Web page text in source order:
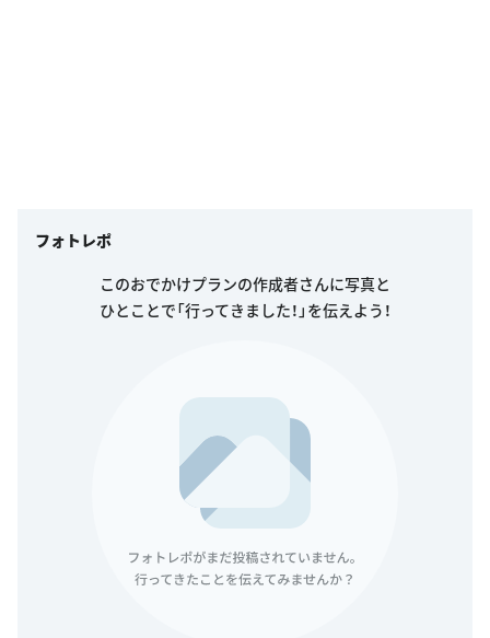
フォトレポ
このおでかけプランの作成者さんに写真と
ひとことで「行ってきました！」を伝えよう！